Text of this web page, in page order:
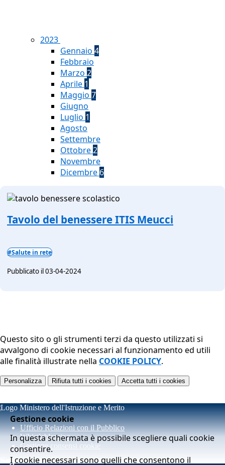
2023
Gennaio 4
Febbraio
Marzo 2
Aprile 1
Maggio 7
Giugno
Luglio 1
Agosto
Settembre
Ottobre2
Novembre
Dicembre 6
Tavolo del benessere ITIS Meucci
#Salute in rete
Pubblicato il 03-04-2024
Questo sito o gli strumenti terzi da questo utilizzati si
avvalgono di cookie necessari al funzionamento ed utili
alle finalità illustrate nella COOKIE POLICY.
Personalizza Rifiuta tutti i cookies Accetta tutti i cookies
Gestione cookie
In questa schermata è possibile scegliere quali cookie
consentire.
I cookie necessari sono quelli che consentono il
Ufficio Relazioni con il Pubblico
Whistleblowing
Gestione consensi cookie
Seguici su